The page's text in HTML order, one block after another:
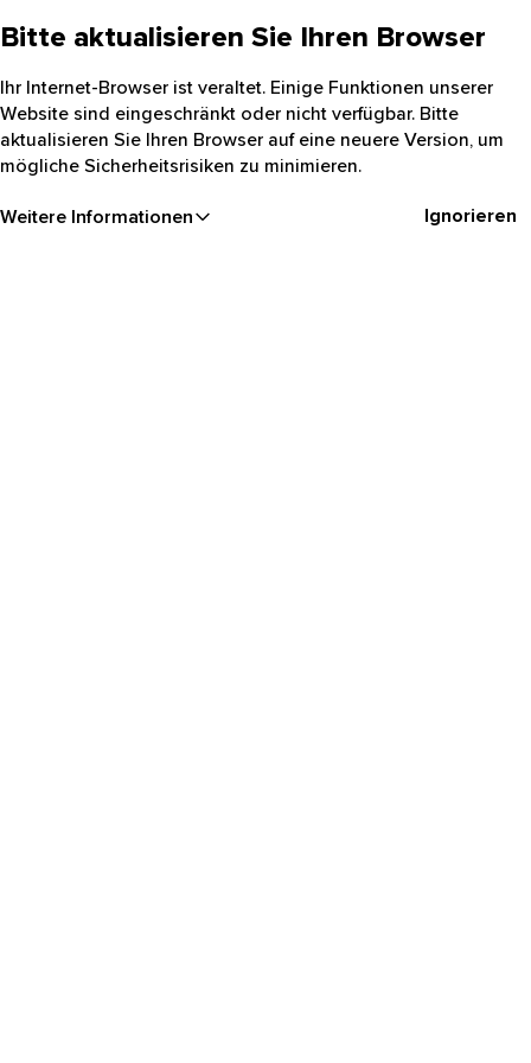
Bitte aktualisieren Sie Ihren Browser
Ihr Internet-Browser ist veraltet. Einige Funktionen unserer
Website sind eingeschränkt oder nicht verfügbar. Bitte
aktualisieren Sie Ihren Browser auf eine neuere Version, um
mögliche Sicherheitsrisiken zu minimieren.
Weitere Informationen Ignorieren